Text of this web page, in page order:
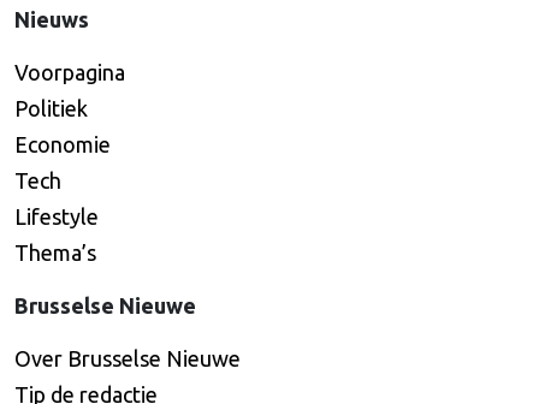
Nieuws
Voorpagina
Politiek
Economie
Tech
Lifestyle
Thema’s
Brusselse Nieuwe
Over Brusselse Nieuwe
Tip de redactie